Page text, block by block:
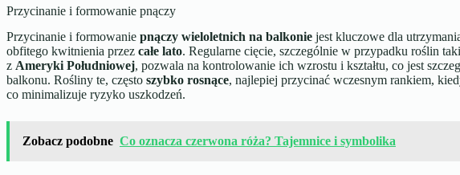
Przycinanie i formowanie pnączy
Przycinanie i formowanie pnączy wieloletnich na balkoniejest kluczowe dla
obfitego kwitnienia przez całe lato. Regularne cięcie, szczególnie w przypadku roślin
z Ameryki Południowej, pozwala na kontrolowanie ich wzrostu i kształtu, co jest
balkonu. Rośliny te, często szybko rosnące, najlepiej przycinać wczesnym rankiem,
co minimalizuje ryzyko uszkodzeń.
Zobacz podobne Co oznacza czerwona róża? Tajemnice i symbolika